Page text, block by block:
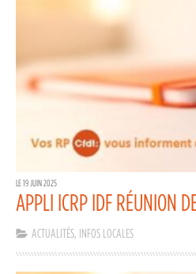
LE 19 JUIN 2025
APPLI ICRP IDF RÉUNION
ACTUALITÉS INFOS LOCALES